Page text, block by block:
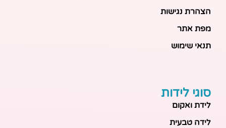
הצהרת נגישות
מפת אתר
תנאי שימוש
סוגי לידות
לידת ואקום
לידה טבעית